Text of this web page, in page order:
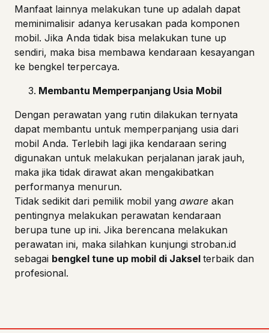
Manfaat lainnya melakukan tune up adalah dapat
meminimalisir adanya kerusakan pada komponen
mobil. Jika Anda tidak bisa melakukan tune up
sendiri, maka bisa membawa kendaraan kesayangan
ke bengkel terpercaya.
Membantu Memperpanjang Usia Mobil
Dengan perawatan yang rutin dilakukan ternyata
dapat membantu untuk memperpanjang usia dari
mobil Anda. Terlebih lagi jika kendaraan sering
digunakan untuk melakukan perjalanan jarak jauh,
maka jika tidak dirawat akan mengakibatkan
performanya menurun.
Tidak sedikit dari pemilik mobil yang aware akan
pentingnya melakukan perawatan kendaraan
berupa tune up ini. Jika berencana melakukan
perawatan ini, maka silahkan kunjungi stroban.id
sebagai bengkel tune up mobil di Jaksel terbaik dan
profesional.